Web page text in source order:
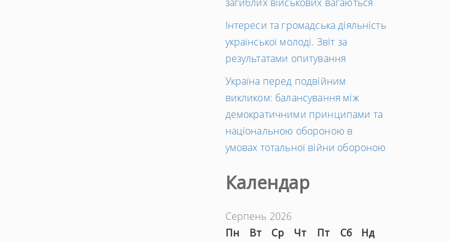
Інтереси та громадська діяльність
української молоді. Звіт за
результатами опитування
Україна перед подвійним
викликом: балансування між
демократичними принципами та
національною обороною в
умовах тотальної війни обороною
Календар
Серпень 2026
Пн
Вт Ср Чт Пт Сб
Нд